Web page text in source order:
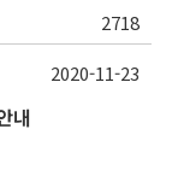
2718
내
2020-11-23